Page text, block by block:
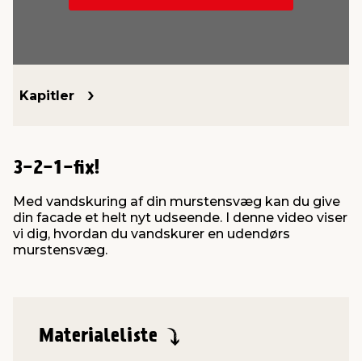
& stilladser
& ukrudt
data & TV
& fritid
Kapitler
3-2-1-fix!
Med vandskuring af din murstensvæg kan du give
din facade et helt nyt udseende. I denne video viser
vi dig, hvordan du vandskurer en udendørs
murstensvæg.
Materialeliste